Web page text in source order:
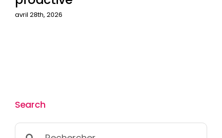
avril 28th, 2026
Search
Rechercher: